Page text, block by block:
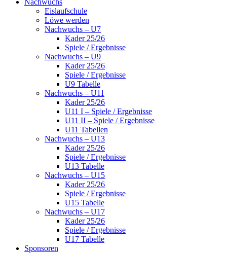
Nachwuchs
Eislaufschule
Löwe werden
Nachwuchs – U7
Kader 25/26
Spiele / Ergebnisse
Nachwuchs – U9
Kader 25/26
Spiele / Ergebnisse
U9 Tabelle
Nachwuchs – U11
Kader 25/26
U11 I – Spiele / Ergebnisse
U11 II – Spiele / Ergebnisse
U11 Tabellen
Nachwuchs – U13
Kader 25/26
Spiele / Ergebnisse
U13 Tabelle
Nachwuchs – U15
Kader 25/26
Spiele / Ergebnisse
U15 Tabelle
Nachwuchs – U17
Kader 25/26
Spiele / Ergebnisse
U17 Tabelle
Sponsoren